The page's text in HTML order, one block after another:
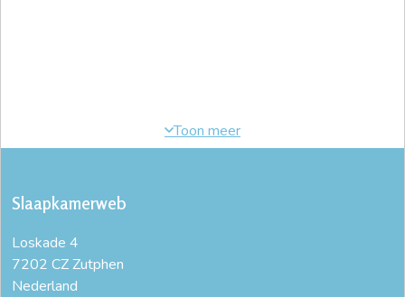
Slaapkamerweb
Loskade 4
7202 CZ Zutphen
Nederland